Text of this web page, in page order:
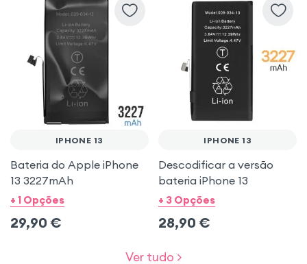
IPHONE 13
Bateria do Apple iPhone
13 3227mAh
+ 1 Opções
29,90 €
IPHONE 13
Descodificar a versão
bateria iPhone 13
+ 3 Opções
28,90 €
Ver tudo >